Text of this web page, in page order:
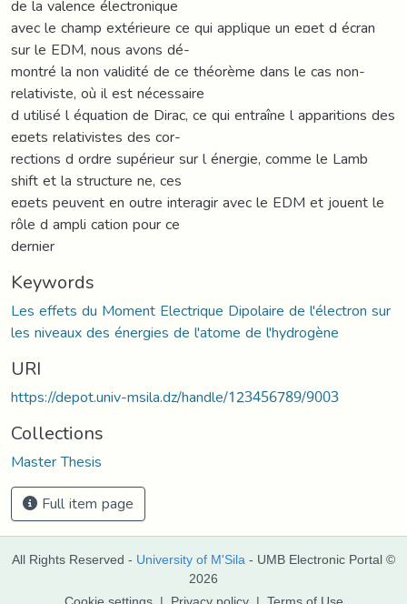
de la valence électronique
avec le champ extérieure ce qui applique un e¤et d écran
sur le EDM, nous avons dé-
montré la non validité de ce théorème dans le cas non-
relativiste, où il est nécessaire
d utilisé l équation de Dirac, ce qui entraîne l apparitions des
e¤ets relativistes des cor-
rections d ordre supérieur sur l énergie, comme le Lamb
shift et la structure ne, ces
e¤ets peuvent en outre interagir avec le EDM et jouent le
rôle d ampli cation pour ce
dernier
Keywords
Les effets du Moment Electrique Dipolaire de l'électron sur
les niveaux des énergies de l'atome de l'hydrogène
URI
https://depot.univ-msila.dz/handle/123456789/9003
Collections
Master Thesis
Full item page
All Rights Reserved - University of M'Sila - UMB Electronic Portal ©
2026